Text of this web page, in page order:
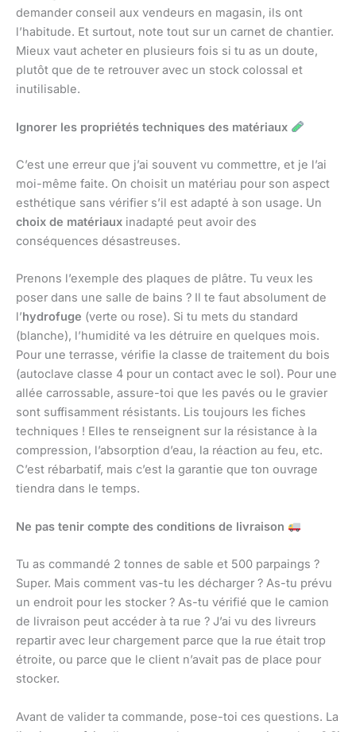
demander conseil aux vendeurs en magasin, ils ont
l’habitude. Et surtout, note tout sur un carnet de chantier.
Mieux vaut acheter en plusieurs fois si tu as un doute,
plutôt que de te retrouver avec un stock colossal et
inutilisable.
Ignorer les propriétés techniques des matériaux
C’est une erreur que j’ai souvent vu commettre, et je l’ai
moi-même faite. On choisit un matériau pour son aspect
esthétique sans vérifier s’il est adapté à son usage. Un
choix de matériaux inadapté peut avoir des
conséquences désastreuses.
Prenons l’exemple des plaques de plâtre. Tu veux les
poser dans une salle de bains ? Il te faut absolument de
l’hydrofuge (verte ou rose). Si tu mets du standard
(blanche), l’humidité va les détruire en quelques mois.
Pour une terrasse, vérifie la classe de traitement du bois
(autoclave classe 4 pour un contact avec le sol). Pour une
allée carrossable, assure-toi que les pavés ou le gravier
sont suffisamment résistants. Lis toujours les fiches
techniques ! Elles te renseignent sur la résistance à la
compression, l’absorption d’eau, la réaction au feu, etc.
C’est rébarbatif, mais c’est la garantie que ton ouvrage
tiendra dans le temps.
Ne pas tenir compte des conditions de livraison
Tu as commandé 2 tonnes de sable et 500 parpaings ?
Super. Mais comment vas-tu les décharger ? As-tu prévu
un endroit pour les stocker ? As-tu vérifié que le camion
de livraison peut accéder à ta rue ? J’ai vu des livreurs
repartir avec leur chargement parce que la rue était trop
étroite, ou parce que le client n’avait pas de place pour
stocker.
Avant de valider ta commande, pose-toi ces questions. La